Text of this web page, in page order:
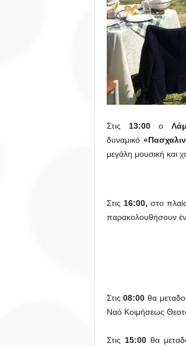
Στις 13:00ο
δυναμικό
μεγάλη μουσική και
Στις 16:00, στο
παρακολουθήσουν
Στις 08:00θα
Ναό Κοιμήσεως
Στις 15:00θα